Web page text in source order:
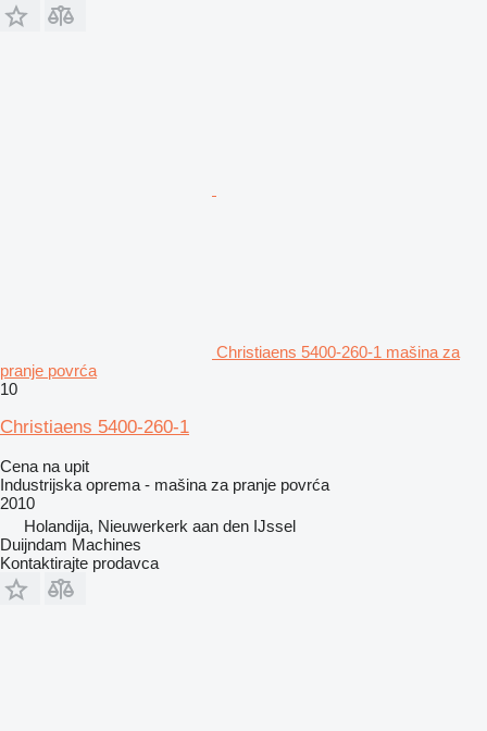
Christiaens 5400-260-1 mašina za
pranje povrća
10
Christiaens 5400-260-1
Cena na upit
Industrijska oprema - mašina za pranje povrća
2010
Holandija, Nieuwerkerk aan den IJssel
Duijndam Machines
Kontaktirajte prodavca